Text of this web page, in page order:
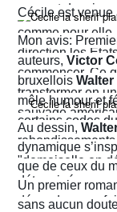
prenant des
Cécile est venue
comme pour
direction les
commencer. Ce
transformer en
sauvage
Cécile finira
juriste contre
Mon avis:
auteurs, Victor
bruxellois Walter
mêle humour et
certains codes
"demoiselle en
déterminée, un
découdre pour
Au dessin,
dynamique
que de ceux du
narration
mouvement et
Un premier
sans aucun